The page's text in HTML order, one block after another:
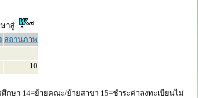
าสู่
สถานภาพ
10
กษา 14=ย้ายคณะ/ย้ายสาขา 15=ชำระค่าลงทะเบียนไม่